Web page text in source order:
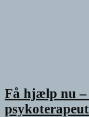
Få hjælp nu –